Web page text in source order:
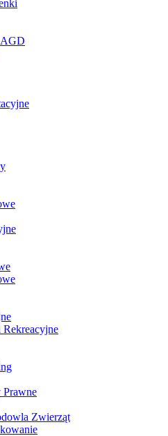
Rekreacyjne
Zwierząt